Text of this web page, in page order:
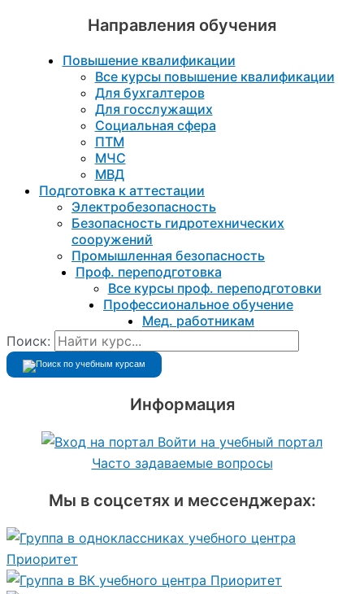
Направления обучения
Повышение квалификации
Все курсы повышение квалификации
Для бухгалтеров
Для госслужащих
Социальная сфера
ПТМ
МЧС
МВД
Подготовка к aттестации
Электробезопасность
Безопасность гидротехнических
сооружений
Промышленная безопасность
Проф. переподготовка
Все курсы проф. переподготовки
Профессиональное обучение
Мед. работникам
Поиск:
Информация
Войти на учебный портал
Часто задаваемые вопросы
Мы в соцсетях и мессенджерах: